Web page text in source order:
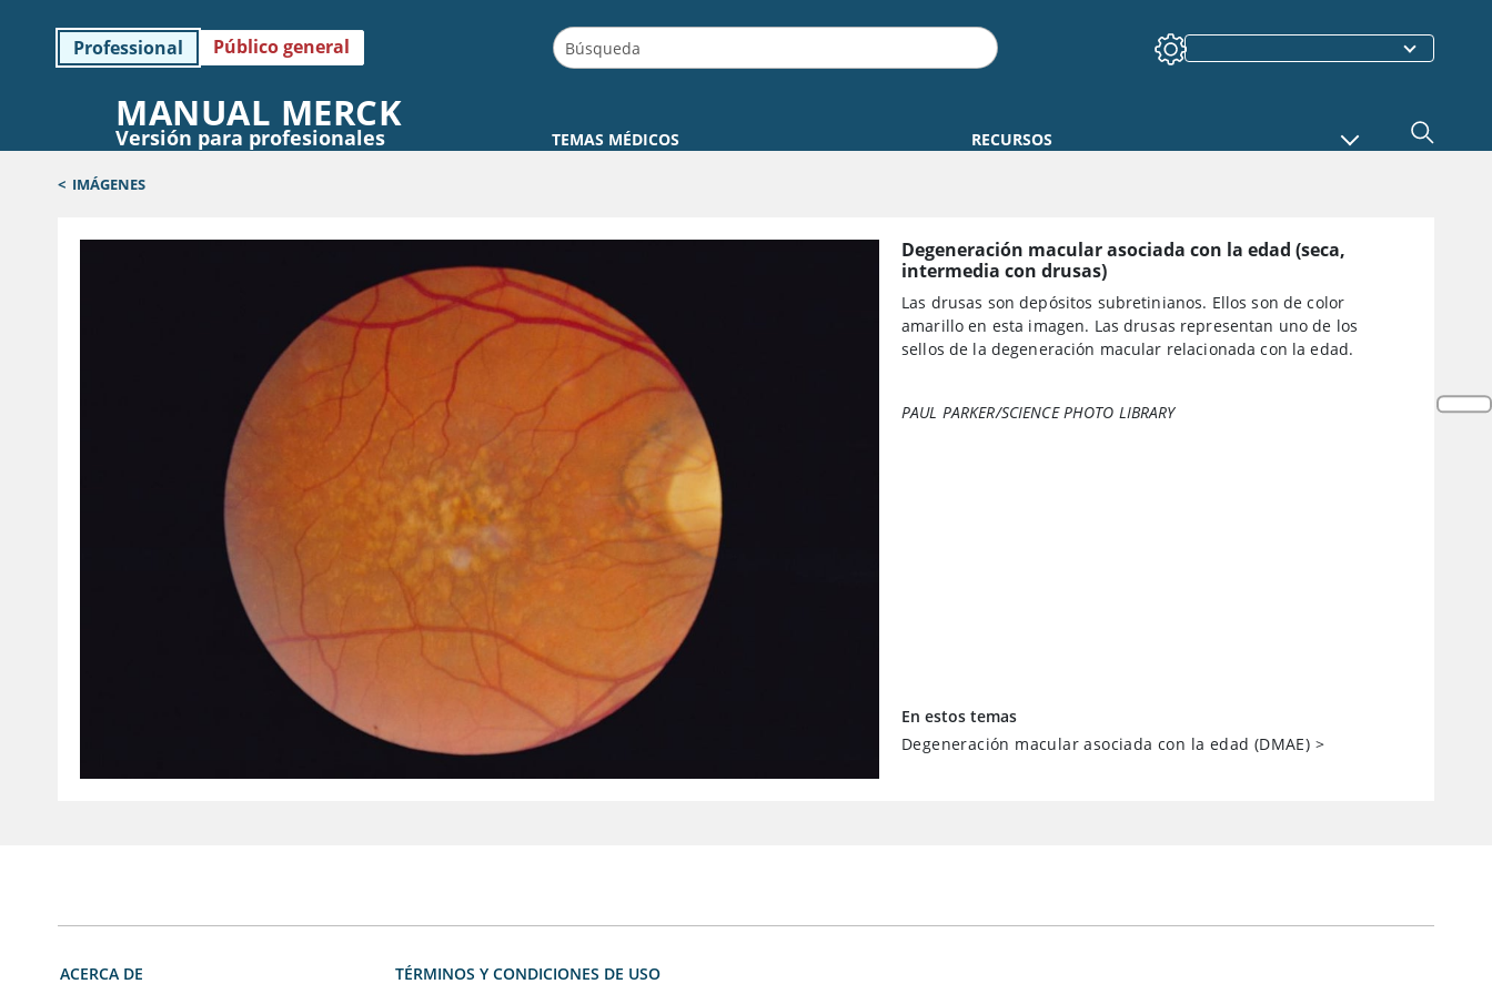
Professional Público general
MANUAL MERCK
Versión para profesionales TEMAS MÉDICOS RECURSOS
< IMÁGENES
Degeneración macular asociada con la edad (seca,
intermedia con drusas)
Las drusas son depósitos subretinianos. Ellos son de color
amarillo en esta imagen. Las drusas representan uno de los
sellos de la degeneración macular relacionada con la edad.
PAUL PARKER/SCIENCE PHOTO LIBRARY
En estos temas
Degeneración macular asociada con la edad (DMAE) >
ACERCA DE TÉRMINOS Y CONDICIONES DE USO